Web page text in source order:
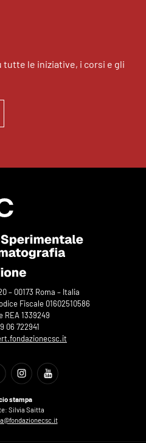
le iniziative, i corsi e gli
– 00173 Roma – Italia
Fiscale 01602510586
REA 1339249
06 722941
stampa
Silvia Saitta